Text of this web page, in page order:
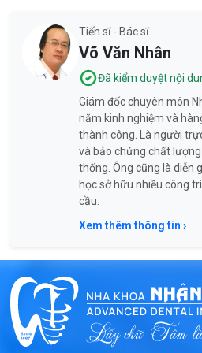
Tiến sĩ - Bác sĩ
Võ Văn Nhân
Đã kiểm duyệt nội
Giám đốc chuyên môn
năm kinh nghiệm và
thành công. Là người
và bảo chứng chất
thống. Ông cũng là diễn
học sở hữu nhiều công
cầu.
Xem thêm thông tin ›